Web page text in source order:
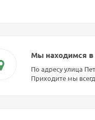
Мы находимся
По адресу улица
Приходите мы